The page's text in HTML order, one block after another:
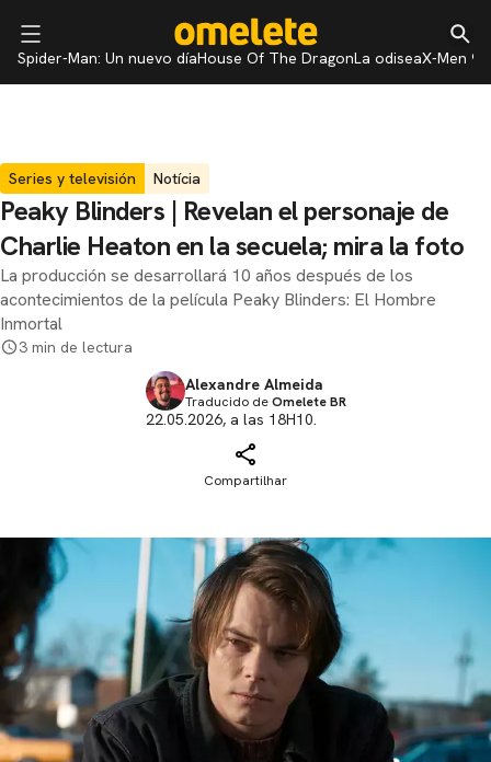
Spider-Man: Un nuevo díaHouse Of The DragonLa odiseaX-Men 97
Series y televisión Notícia
Peaky Blinders | Revelan el personaje de
Charlie Heaton en la secuela; mira la foto
La producción se desarrollará 10 años después de los
acontecimientos de la película Peaky Blinders: El Hombre
Inmortal
3 min de lectura
Alexandre Almeida
Traducido deOmelete BR
22.05.2026, a las 18H10.
Compartilhar